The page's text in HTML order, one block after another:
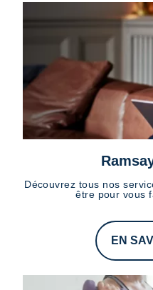
Découvrez tous nos
être pour vous
EN